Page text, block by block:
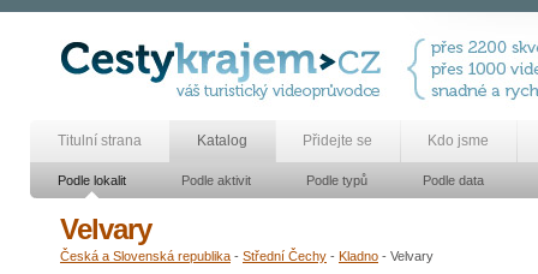
Titulní strana Katalog Přidejte se Kdo jsme
Podle lokalit Podle aktivit Podle typů Podle data
Velvary
Česká a Slovenská republika - Střední Čechy - Kladno - Velvary